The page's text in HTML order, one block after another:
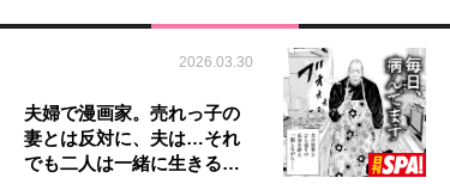
2026.03.30
夫婦で漫画家。売れっ子の
妻とは反対に、夫は…それ
でも二人は一緒に生きる…